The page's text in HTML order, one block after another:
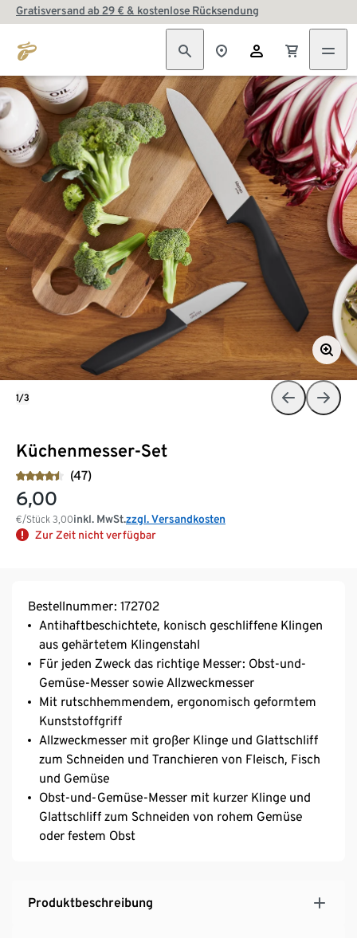
Gratisversand ab 29 € & kostenlose Rücksendung
Küchenmesser-Set
(47)
6,00
€/Stück 3,00inkl. MwSt.zzgl. Versandkosten
Zur Zeit nicht verfügbar
1/3
Bestellnummer: 172702
Antihaftbeschichtete, konisch geschliffene Klingen
aus gehärtetem Klingenstahl
Für jeden Zweck das richtige Messer: Obst-und-
Gemüse-Messer sowie Allzweckmesser
Mit rutschhemmendem, ergonomisch geformtem
Kunststoffgriff
Allzweckmesser mit großer Klinge und Glattschliff
zum Schneiden und Tranchieren von Fleisch, Fisch
und Gemüse
Obst-und-Gemüse-Messer mit kurzer Klinge und
Glattschliff zum Schneiden von rohem Gemüse
oder festem Obst
Produktbeschreibung